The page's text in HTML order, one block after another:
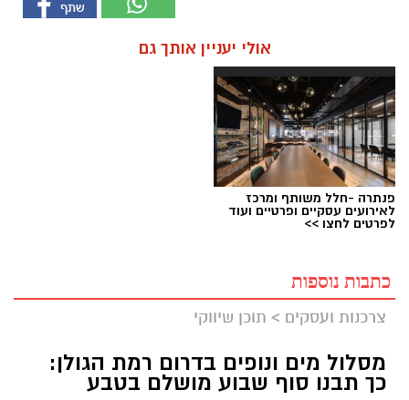
אולי יעניין אותך גם
פנתרה -חלל משותף ומרכז
לאירועים עסקיים ופרטיים ועוד
לפרטים לחצו >>
כתבות נוספות
צרכנות ועסקים > תוכן שיווקי
מסלול מים ונופים בדרום רמת הגולן:
כך תבנו סוף שבוע מושלם בטבע